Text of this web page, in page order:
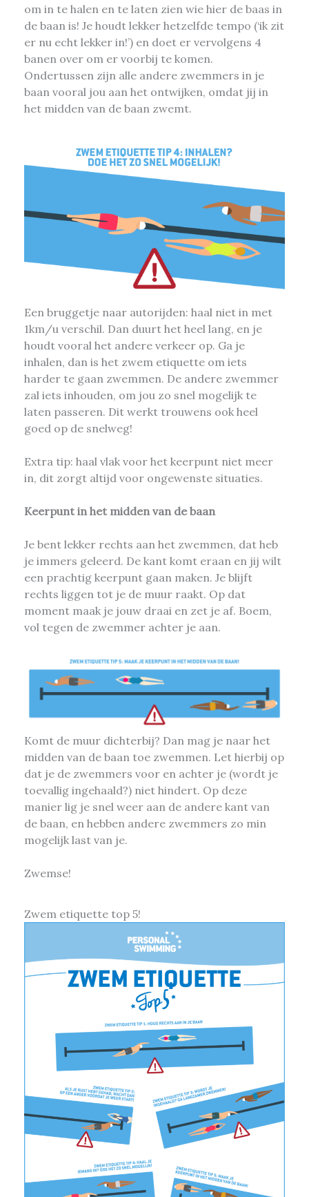
om in te halen en te laten zien wie hier de baas in
de baan is! Je houdt lekker hetzelfde tempo (‘ik zit
er nu echt lekker in!’) en doet er vervolgens 4
banen over om er voorbij te komen.
Ondertussen zijn alle andere zwemmers in je
baan vooral jou aan het ontwijken, omdat jij in
het midden van de baan zwemt.
Een bruggetje naar autorijden: haal niet in met
1km/u verschil. Dan duurt het heel lang, en je
houdt vooral het andere verkeer op. Ga je
inhalen, dan is het zwem etiquette om iets
harder te gaan zwemmen. De andere zwemmer
zal iets inhouden, om jou zo snel mogelijk te
laten passeren. Dit werkt trouwens ook heel
goed op de snelweg!
Extra tip: haal vlak voor het keerpunt niet meer
in, dit zorgt altijd voor ongewenste situaties.
Keerpunt in het midden van de baan
Je bent lekker rechts aan het zwemmen, dat heb
je immers geleerd. De kant komt eraan en jij wilt
een prachtig keerpunt gaan maken. Je blijft
rechts liggen tot je de muur raakt. Op dat
moment maak je jouw draai en zet je af. Boem,
vol tegen de zwemmer achter je aan.
Komt de muur dichterbij? Dan mag je naar het
midden van de baan toe zwemmen. Let hierbij op
dat je de zwemmers voor en achter je (wordt je
toevallig ingehaald?) niet hindert. Op deze
manier lig je snel weer aan de andere kant van
de baan, en hebben andere zwemmers zo min
mogelijk last van je.
Zwemse!
Zwem etiquette top 5!